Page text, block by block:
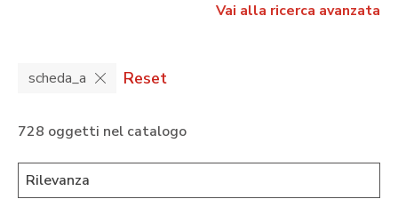
Vai alla ricerca avanzata
scheda_a Reset
728 oggetti nel catalogo